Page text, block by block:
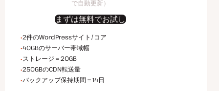
で自動更新）
まずは無料でお試し
WordPressサイト/コア数
2件のWordPressサイト/コア
サーバー帯域幅
40GBのサーバー帯域幅
ストレージ容量
ストレージ＝20GB
CDN転送量
250GBのCDN転送量
バックアップデータ保持
バックアップ保持期間＝14日